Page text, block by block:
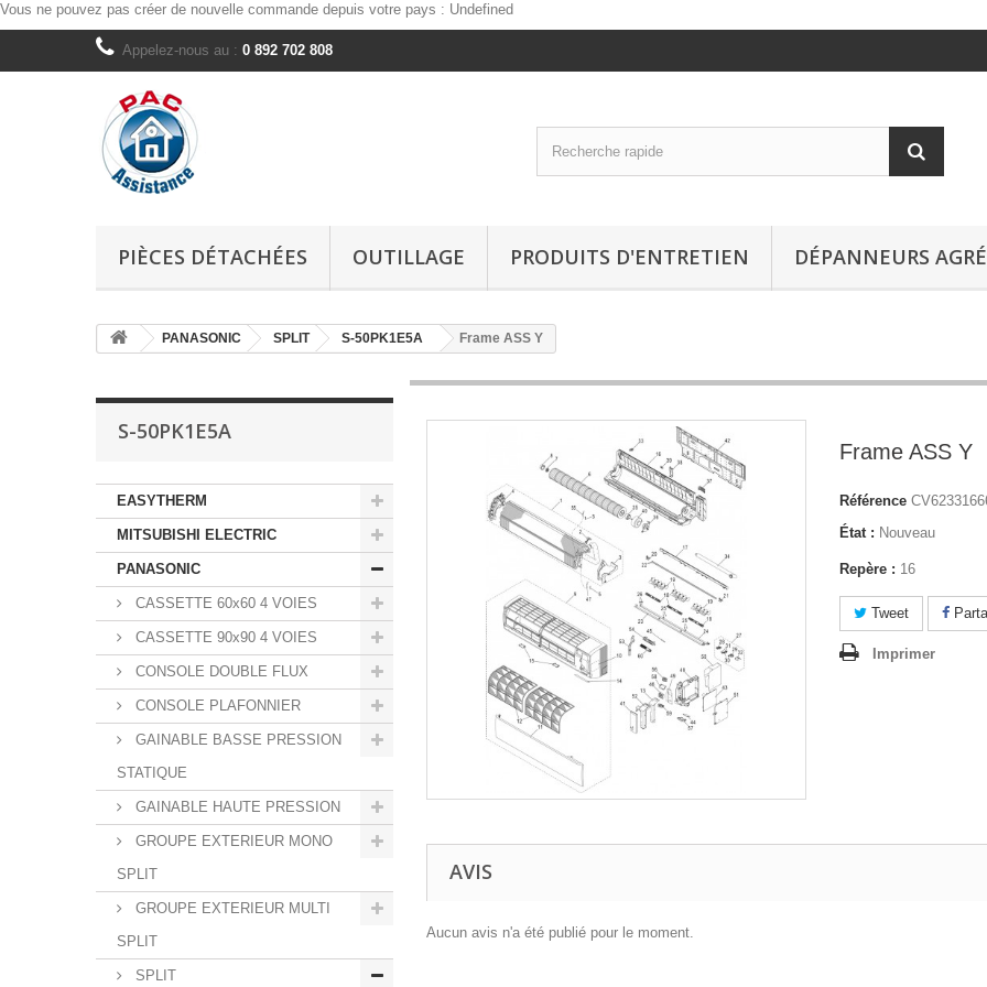
Vous ne pouvez pas créer de nouvelle commande depuis votre pays : Undefined
Appelez-nous au : 0 892 702 808
PIÈCES DÉTACHÉES OUTILLAGE PRODUITS D'ENTRETIEN DÉPANNEURS
PANASONIC SPLIT S-50PK1E5A Frame ASS Y
S-50PK1E5A
EASYTHERM
MITSUBISHI ELECTRIC
PANASONIC
CASSETTE 60x60 4 VOIES
CASSETTE 90x90 4 VOIES
CONSOLE DOUBLE FLUX
CONSOLE PLAFONNIER
GAINABLE BASSE PRESSION
STATIQUE
GAINABLE HAUTE PRESSION
GROUPE EXTERIEUR MONO
SPLIT
GROUPE EXTERIEUR MULTI
SPLIT
SPLIT
Frame ASS Y
Référence
État : Nouveau
Repère : 16
Tweet
Imprimer
AVIS
Aucun avis n'a été publié pour le moment.